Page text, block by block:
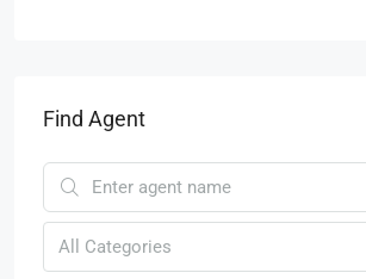
Find Agent
All Categories